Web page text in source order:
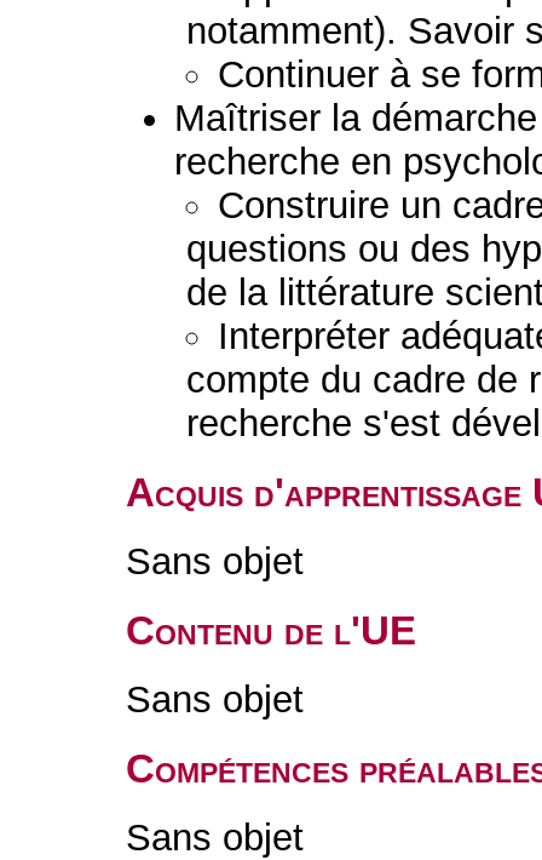
notamment). Savoir
Continuer à se
Maîtriser la
recherche en
Construire un
questions ou des
de la littérature
Interpréter
compte du cadre de
recherche s'est
Acquis d'apprentissage
Sans objet
Contenu de l'UE
Sans objet
Compétences
Sans objet